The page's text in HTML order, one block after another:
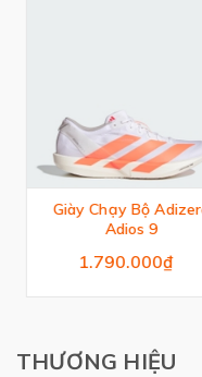
Giày Chạy Bộ Adizero
Adios 9
1.790.000₫
THƯƠNG HIỆU